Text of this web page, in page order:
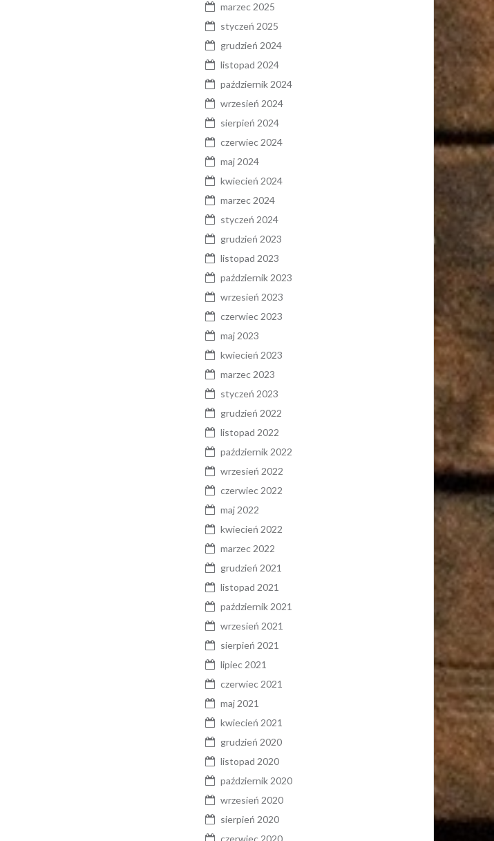
marzec 2025
styczeń 2025
grudzień 2024
listopad 2024
październik 2024
wrzesień 2024
sierpień 2024
czerwiec 2024
maj 2024
kwiecień 2024
marzec 2024
styczeń 2024
grudzień 2023
listopad 2023
październik 2023
wrzesień 2023
czerwiec 2023
maj 2023
kwiecień 2023
marzec 2023
styczeń 2023
grudzień 2022
listopad 2022
październik 2022
wrzesień 2022
czerwiec 2022
maj 2022
kwiecień 2022
marzec 2022
grudzień 2021
listopad 2021
październik 2021
wrzesień 2021
sierpień 2021
lipiec 2021
czerwiec 2021
maj 2021
kwiecień 2021
grudzień 2020
listopad 2020
październik 2020
wrzesień 2020
sierpień 2020